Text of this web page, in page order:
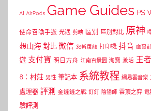
AI AirPods Game Guides PS
使命召喚手遊 光遇 剪映 區別 區別對比 原神
想山海 對比 微信 怒斬屠龍 打印機 抖音 摩爾
遊 支付寶 明日方舟 江南百景圖 淘寶 激活 王
8：村莊 男性 筆記本 系統教程 網易雲音樂
處理器 評測 金鏟鏟之戰 釘釘 陰陽師 雲頂之弈 電
驗評測